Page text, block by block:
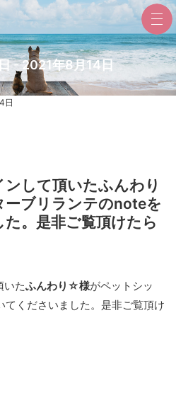
- 2021年8月14日
日
して頂いたふんわり
ブリランテのnoteを
。是非ご覧頂けたら
いたふんわり☆様がペットシッ
くださいました。是非ご覧頂け